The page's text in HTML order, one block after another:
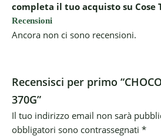
completa il tuo acquisto su Cose
Recensioni
Ancora non ci sono recensioni.
Recensisci per primo
370G”
Il tuo indirizzo email non sarà
obbligatori sono contrassegnati *